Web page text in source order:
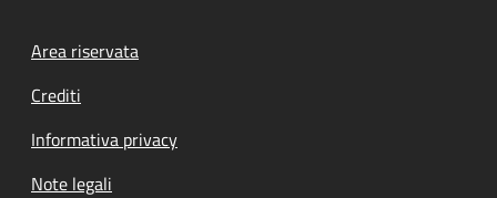
Footer menu
Area riservata
Crediti
Informativa privacy
Note legali